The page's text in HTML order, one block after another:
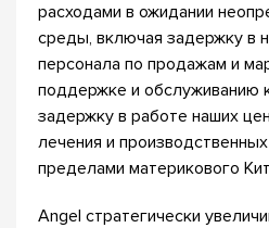
расходами в ожидании
среды, включая задержку в
персонала по продажам и
поддержке и обслуживанию
задержку в работе наших
лечения и
пределами материкового
Angel стратегически